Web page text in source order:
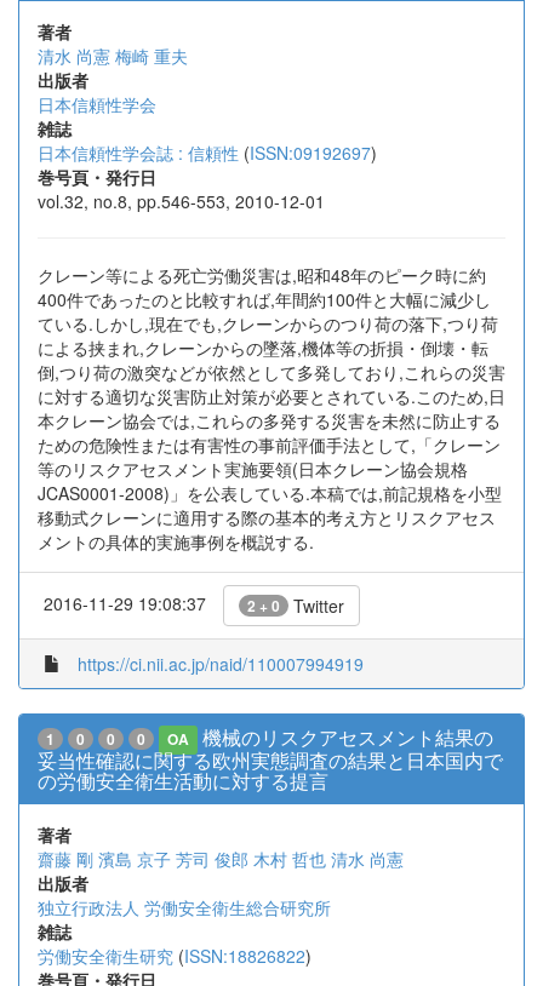
著者
清水 尚憲 梅崎 重夫
出版者
日本信頼性学会
雑誌
日本信頼性学会誌 : 信頼性 (ISSN:09192697)
巻号頁・発行日
vol.32, no.8, pp.546-553, 2010-12-01
クレーン等による死亡労働災害は,昭和48年のピーク時に約
400件であったのと比較すれば,年間約100件と大幅に減少し
ている.しかし,現在でも,クレーンからのつり荷の落下,つり荷
による挟まれ,クレーンからの墜落,機体等の折損・倒壊・転
倒,つり荷の激突などが依然として多発しており,これらの災害
に対する適切な災害防止対策が必要とされている.このため,日
本クレーン協会では,これらの多発する災害を未然に防止する
ための危険性または有害性の事前評価手法として,「クレーン
等のリスクアセスメント実施要領(日本クレーン協会規格
JCAS0001-2008)」を公表している.本稿では,前記規格を小型
移動式クレーンに適用する際の基本的考え方とリスクアセス
メントの具体的実施事例を概説する.
2016-11-29 19:08:37 2 + 0 Twitter
https://ci.nii.ac.jp/naid/110007994919
1 0 0 0 OA
機械のリスクアセスメント結果の
妥当性確認に関する欧州実態調査の結果と日本国内で
の労働安全衛生活動に対する提言
著者
齋藤 剛 濱島 京子 芳司 俊郎 木村 哲也 清水 尚憲
出版者
独立行政法人 労働安全衛生総合研究所
雑誌
労働安全衛生研究 (ISSN:18826822)
巻号頁・発行日